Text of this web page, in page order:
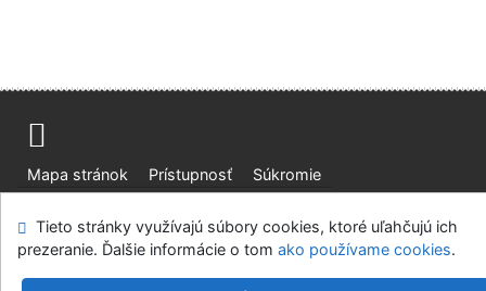
Mapa stránok Prístupnosť
Súkromie
Slovenská lesnícka a drevárska knižnica pri Technickej
univerzite vo Zvolene
Tieto stránky využívajú súbory cookies, ktoré uľahčujú ich
prezeranie. Ďalšie informácie o tom ako používame cookies.